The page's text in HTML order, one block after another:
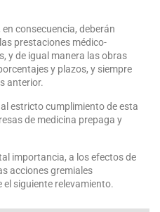
consecuencia, deberán
prestaciones médico-
y de igual manera las obras
y plazos, y siempre
anterior.
estricto cumplimiento de esta
de medicina prepaga y
importancia, a los efectos de
acciones gremiales
siguiente relevamiento.